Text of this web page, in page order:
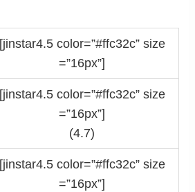
[jinstar4.5 color=”#ffc32c” size
=”16px”]
[jinstar4.5 color=”#ffc32c” size
=”16px”]
(4.7)
[jinstar4.5 color=”#ffc32c” size
=”16px”]